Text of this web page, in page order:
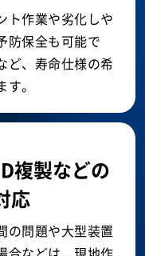
ト作業や劣化しや
防保全も可能で
ど、寿命仕様の希
。
複製などの
応
の問題や大型装置